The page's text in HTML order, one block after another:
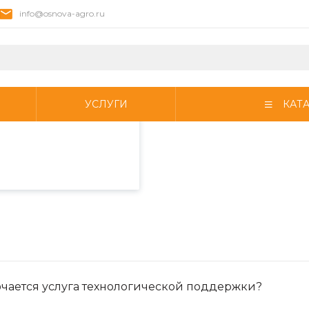
и
Продолжая
info@osnova-agro.ru
УСЛУГИ
услуга технологической поддержки?